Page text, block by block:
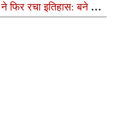
फिर रचा इतिहास: बने दो
के पहले सबसे युवा